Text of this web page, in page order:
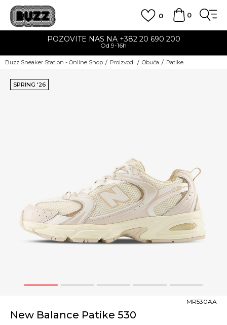
0
0
POZOVITE NAS NA +382 20 690 200
Od 9-16h
Buzz Sneaker Station - Online Shop Proizvodi Obuća Patike
1 2 3 4 5
SPRING '26
New Balance Patike 530
MR530AA